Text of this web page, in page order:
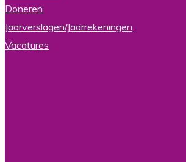
Doneren
Jaarverslagen/Jaarrekeningen
Vacatures